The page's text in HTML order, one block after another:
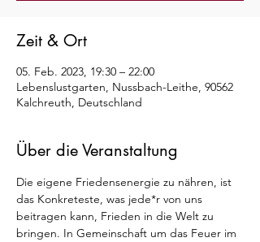
Zeit & Ort
05. Feb. 2023, 19:30 – 22:00
Lebenslustgarten, Nussbach-Leithe, 90562
Kalchreuth, Deutschland
Über die Veranstaltung
Die eigene Friedensenergie zu nähren, ist
das Konkreteste, was jede*r von uns
beitragen kann, Frieden in die Welt zu
bringen. In Gemeinschaft um das Feuer im